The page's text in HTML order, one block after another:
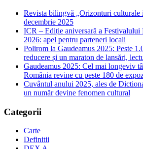
Revista bilingvă „Orizonturi culturale
decembrie 2025
ICR – Ediție aniversară a
2026: apel pentru parteneri locali
Polirom la Gaudeamus 2025: Peste
reducere și un maraton de lansări,
Gaudeamus 2025: Cel mai longeviv
România revine cu peste 180 de
Cuvântul anului 2025, ales de
un număr devine fenomen cultural
Categorii
Carte
Definitii